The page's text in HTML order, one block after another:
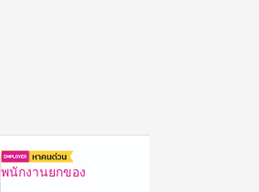
พนักงานยกของ